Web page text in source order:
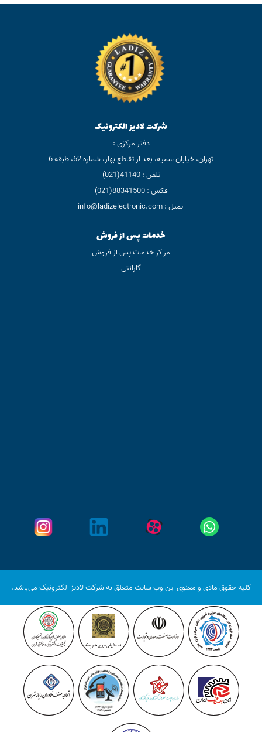
شرکت لادیز الکترونیک
دفتر مرکزی :
تهران، خیابان سمیه، بعد از تقاطع بهار، شماره 62، طبقه 6
تلفن : 41140(021)
فکس : 88341500(021)
ایمیل : info@ladizelectronic.com
خدمات پس از فروش
مراکز خدمات پس از فروش
گارانتی
کلیه حقوق مادی و معنوی این وب سایت متعلق به شرکت لادیز الکترونیک می‌باشد.